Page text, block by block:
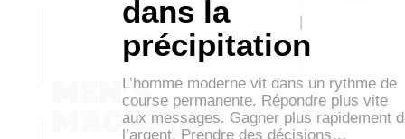
dans la
précipitation
L’homme moderne vit dans un rythme de
course permanente. Répondre plus vite
aux messages. Gagner plus rapidement
l’argent. Prendre des décisions…